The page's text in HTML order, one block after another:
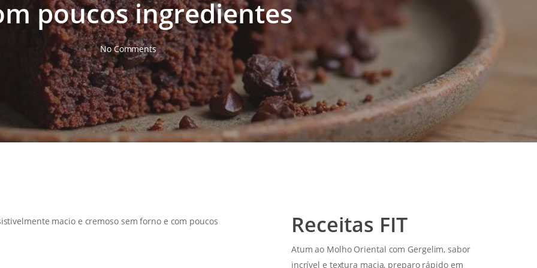
poucos ingredientes
No Comments
macio e cremoso sem forno e com poucos
Receitas FIT
Atum ao Molho Oriental com Gergelim, sabor
incrível e textura macia, preparo rápido em